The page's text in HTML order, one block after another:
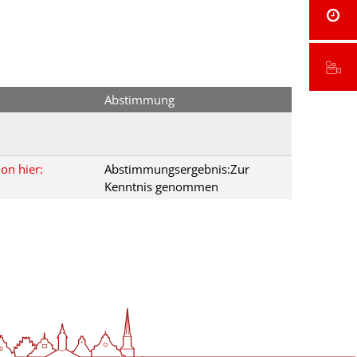
Abstimmung
hier:
Abstimmungsergebnis:Zur
Kenntnis genommen